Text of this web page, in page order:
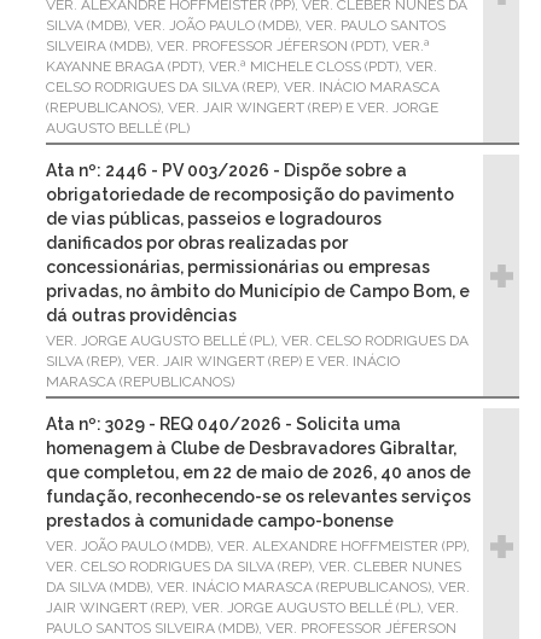
VER. ALEXANDRE HOFFMEISTER (PP), VER. CLEBER NUNES DA
SILVA (MDB), VER. JOÃO PAULO (MDB), VER. PAULO SANTOS
SILVEIRA (MDB), VER. PROFESSOR JÉFERSON (PDT), VER.ª
KAYANNE BRAGA (PDT), VER.ª MICHELE CLOSS (PDT), VER.
CELSO RODRIGUES DA SILVA (REP), VER. INÁCIO MARASCA
(REPUBLICANOS), VER. JAIR WINGERT (REP) E VER. JORGE
AUGUSTO BELLÉ (PL)
Ata nº: 2446 - PV 003/2026 - Dispõe sobre a
obrigatoriedade de recomposição do pavimento
de vias públicas, passeios e logradouros
danificados por obras realizadas por
concessionárias, permissionárias ou empresas
privadas, no âmbito do Município de Campo Bom, e
dá outras providências
VER. JORGE AUGUSTO BELLÉ (PL), VER. CELSO RODRIGUES DA
SILVA (REP), VER. JAIR WINGERT (REP) E VER. INÁCIO
MARASCA (REPUBLICANOS)
Ata nº: 3029 - REQ 040/2026 - Solicita uma
homenagem à Clube de Desbravadores Gibraltar,
que completou, em 22 de maio de 2026, 40 anos de
fundação, reconhecendo-se os relevantes serviços
prestados à comunidade campo-bonense
VER. JOÃO PAULO (MDB), VER. ALEXANDRE HOFFMEISTER (PP),
VER. CELSO RODRIGUES DA SILVA (REP), VER. CLEBER NUNES
DA SILVA (MDB), VER. INÁCIO MARASCA (REPUBLICANOS), VER.
JAIR WINGERT (REP), VER. JORGE AUGUSTO BELLÉ (PL), VER.
PAULO SANTOS SILVEIRA (MDB), VER. PROFESSOR JÉFERSON